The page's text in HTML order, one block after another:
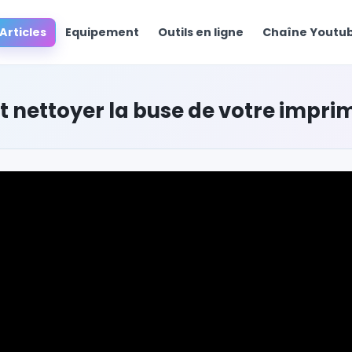
Articles Equipement Outils en ligne Chaîne
nettoyer la buse de votre